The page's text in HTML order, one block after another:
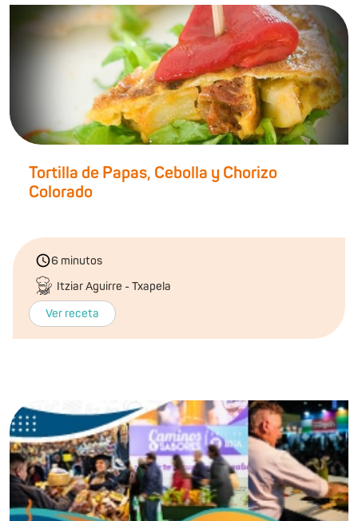
Tortilla de Papas, Cebolla y Chorizo
Colorado
6 minutos
Itziar Aguirre - Txapela
Ver receta